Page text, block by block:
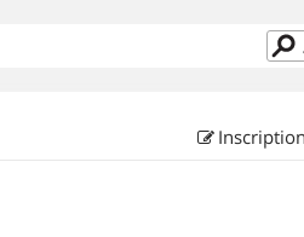
Inscription